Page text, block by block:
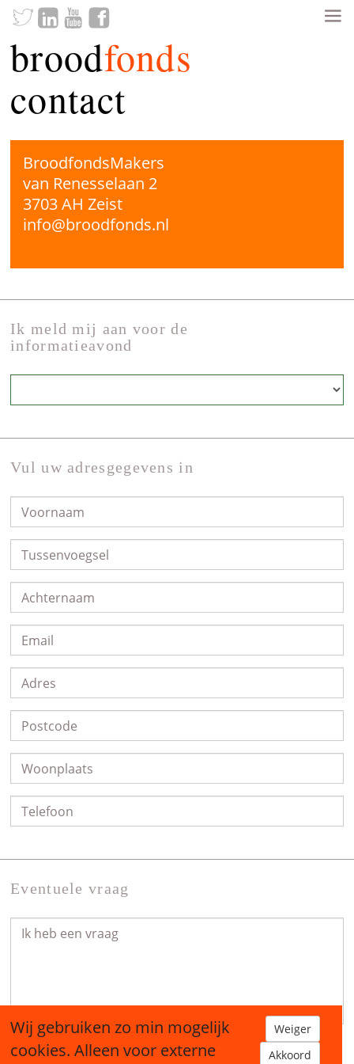
broodfonds
contact
BroodfondsMakers
van Renesselaan 2
3703 AH Zeist
info@broodfonds.nl
Ik meld mij aan voor de
informatieavond
Vul uw adresgegevens in
Eventuele vraag
Wij gebruiken zo min mogelijk
cookies. Alleen voor externe
Weiger
Akkoord